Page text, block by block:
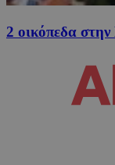
2 οικόπεδα